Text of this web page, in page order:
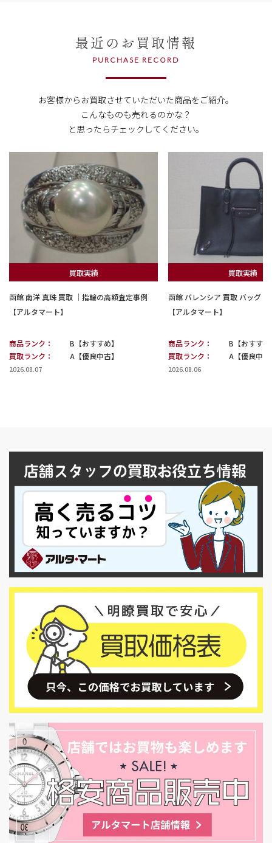
最近のお買取情報
PURCHASE RECORD
お客様からお買取させていただいた商品をご紹介。
こんなものも売れるのかな？
と思ったらチェックしてください。
買取実績
函館 南洋 真珠 買取 ｜指輪の高額査定事例
【アルタマート】
商品ランク：
B【おすすめ】
買取ランク：
A【優良中古】
2026.08.07
買取実績
函館 バレンシア 買取 バッグ｜
【アルタマート】
商品ランク：
B【おすすめ
買取ランク：
A【優良中古
2026.08.06